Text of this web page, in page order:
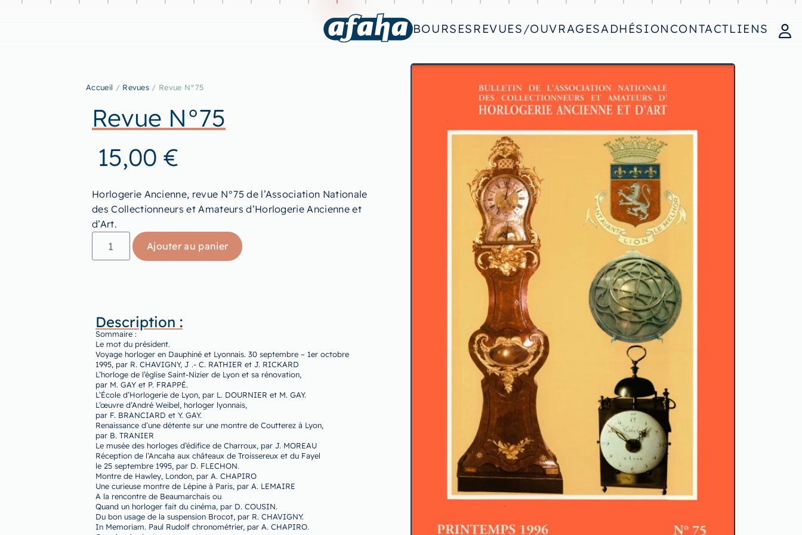
BOURSES REVUES/OUVRAGESADHÉSION CONTACTLIENS
Accueil / Revues / Revue N°75
Revue N°75
15,00 €
Horlogerie Ancienne, revue N°75 de l’Association Nationale
des Collectionneurs et Amateurs d’Horlogerie Ancienne et
d’Art.
Ajouter au panier
Description :
Sommaire :
Le mot du président.
Voyage horloger en Dauphiné et Lyonnais. 30 septembre – 1er octobre
1995, par R. CHAVIGNY, J .- C. RATHIER et J. RICKARD
L’horloge de l’église Saint-Nizier de Lyon et sa rénovation,
par M. GAY et P. FRAPPÉ.
L’École d’Horlogerie de Lyon, par L. DOURNIER et M. GAY.
L’œuvre d’André Weibel, horloger lyonnais,
par F. BRANCIARD et Y. GAY.
Renaissance d’une détente sur une montre de Coutterez à Lyon,
par B. TRANIER
Le musée des horloges d’édifice de Charroux, par J. MOREAU
Réception de l’Ancaha aux châteaux de Troissereux et du Fayel
le 25 septembre 1995, par D. FLECHON.
Montre de Hawley, London, par A. CHAPIRO
Une curieuse montre de Lépine à Paris, par A. LEMAIRE
A la rencontre de Beaumarchais ou
Quand un horloger fait du cinéma, par D. COUSIN.
Du bon usage de la suspension Brocot, par R. CHAVIGNY.
In Memoriam. Paul Rudolf chronométrier, par A. CHAPIRO.